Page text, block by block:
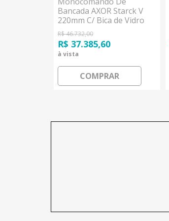
Bancada AXOR Starck V
220mm C/ Bica de Vidro
Acabamento Especial
Hansgrohe
R$ 46.732,00
R$ 37.385,60
à vista
COMPRAR